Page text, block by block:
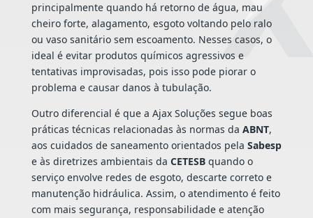
principalmente quando há retorno de água, mau
cheiro forte, alagamento, esgoto voltando pelo ralo
ou vaso sanitário sem escoamento. Nesses casos, o
ideal é evitar produtos químicos agressivos e
tentativas improvisadas, pois isso pode piorar o
problema e causar danos à tubulação.
Outro diferencial é que a Ajax Soluções segue boas
práticas técnicas relacionadas às normas da ABNT,
aos cuidados de saneamento orientados pela Sabesp
e às diretrizes ambientais da CETESBquando o
serviço envolve redes de esgoto, descarte correto e
manutenção hidráulica. Assim, o atendimento é feito
com mais segurança, responsabilidade e atenção